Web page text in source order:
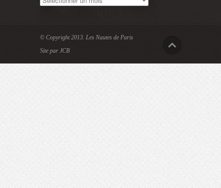
© Copyright 2013. Les Nautes de Paris
Site par JCB